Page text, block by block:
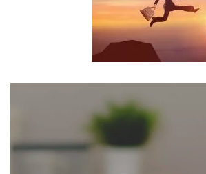
כנסים ואירועים